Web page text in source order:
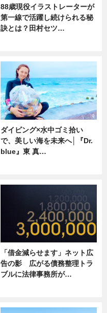
88歳現役イラストレーターが
第一線で活躍し続けられる秘
訣とは？田村セツ…
ダイビング×水中ゴミ拾い
で、美しい海を未来へ│『Dr.
blue』東 真…
「借金減らせます」ネット広
告の影 広がる債務整理トラ
ブルに法律事務所が…